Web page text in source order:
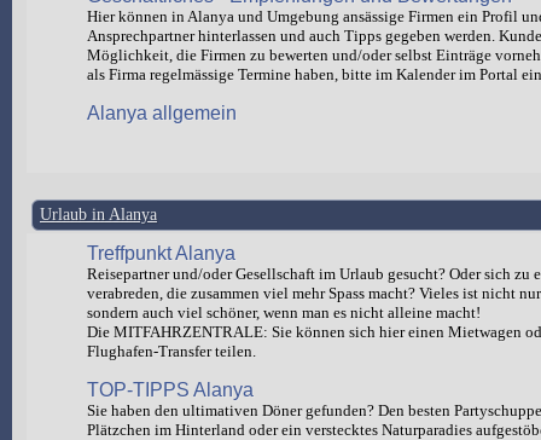
Hier können in Alanya und Umgebung ansässige Firmen ein Profil
Ansprechpartner hinterlassen und auch Tipps gegeben werden.
Möglichkeit, die Firmen zu bewerten und/oder selbst Einträge
als Firma regelmässige Termine haben, bitte im Kalender im Portal
Alanya allgemein
Urlaub in Alanya
Treffpunkt Alanya
Reisepartner und/oder Gesellschaft im Urlaub gesucht? Oder sich zu
verabreden, die zusammen viel mehr Spass macht? Vieles ist nicht
sondern auch viel schöner, wenn man es nicht alleine macht!
Die MITFAHRZENTRALE: Sie können sich hier einen Mietwagen
Flughafen-Transfer teilen.
TOP-TIPPS Alanya
Sie haben den ultimativen Döner gefunden? Den besten
Plätzchen im Hinterland oder ein verstecktes Naturparadies